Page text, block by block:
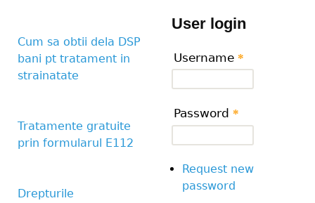
Cum sa obtii dela DSP
bani pt tratament in
strainatate
Tratamente gratuite
prin formularul E112
Drepturile
User login
Username *
Password *
Request new
password